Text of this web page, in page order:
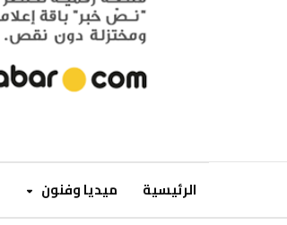
الرئيسية ميديا وفنون